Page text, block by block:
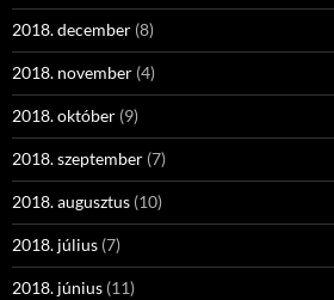
2018. december (8)
2018. november (4)
2018. október (9)
2018. szeptember (7)
2018. augusztus (10)
2018. július (7)
2018. június (11)